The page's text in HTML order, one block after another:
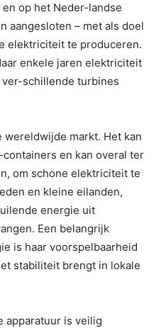
op het Neder-landse
aangesloten – met als doel
elektriciteit te produceren.
enkele jaren elektriciteit
schillende turbines
markt. Het kan
en kan overal ter
om schone elektriciteit te
en kleine eilanden,
energie uit
Een belangrijk
is haar voorspelbaarheid
stabiliteit brengt in lokale
apparatuur is veilig